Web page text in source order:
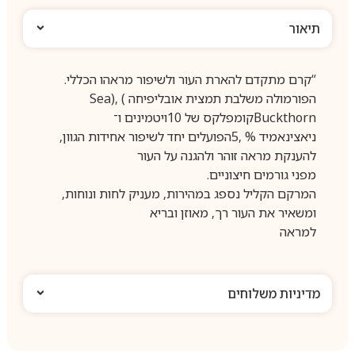
תיאור
“קרם מתקדם להארת העור ולשיפור מראהו הכללי.
הפורמולה משלבת תמצית אובליפיחה ) ,(Sea
Buckthornקומפלקס של 10ויטמינים ו־
ניאצינאמיד % ,5הפועלים יחד לשיפור אחידות הגוון,
להענקת מראה זוהר ולהגנה על העור
מפני גורמים חיצוניים.
המרקם הקליל נספג במהירות, מעניק לחות ונוחות,
ומשאיר את העור רך, מאוזן ובריא
למראה
מדיניות משלוחים